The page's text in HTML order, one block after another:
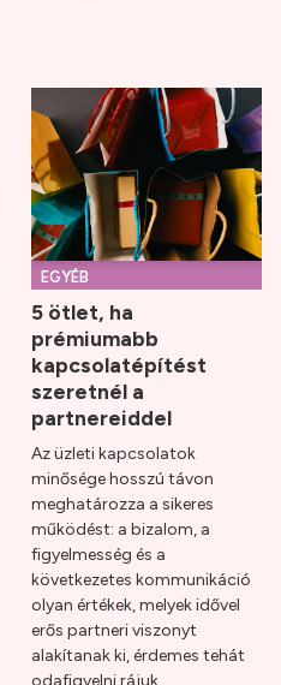
EGYÉB
5 ötlet, ha
prémiumabb
kapcsolatépítést
szeretnél a
partnereiddel
Az üzleti kapcsolatok
minősége hosszú távon
meghatározza a sikeres
működést: a bizalom, a
figyelmesség és a
következetes kommunikáció
olyan értékek, melyek idővel
erős partneri viszonyt
alakítanak ki, érdemes tehát